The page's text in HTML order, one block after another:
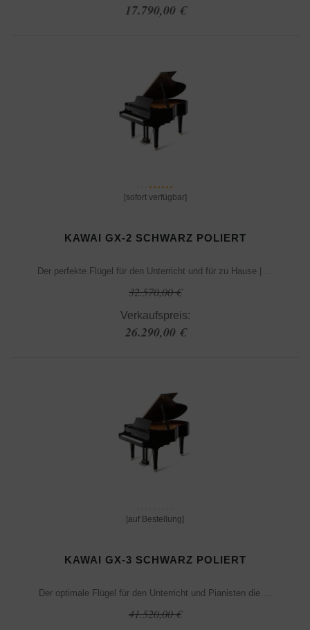
17.790,00 €
[sofort verfügbar]
KAWAI GX-2 SCHWARZ POLIERT
Der perfekte Flügel für den Unterricht und für zu Hause | ...
32.570,00 €
Verkaufspreis:
26.290,00 €
[auf Bestellung]
KAWAI GX-3 SCHWARZ POLIERT
Der optimale Flügel für den Unterricht und Pianisten die ...
41.520,00 €